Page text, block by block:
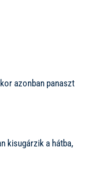
azonban panaszt
kisugárzik a hátba,